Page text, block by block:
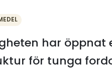
har öppnat
för tunga